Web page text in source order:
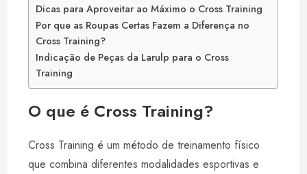
Dicas para Aproveitar ao Máximo o Cross Training
Por que as Roupas Certas Fazem a Diferença no
Cross Training?
Indicação de Peças da Larulp para o Cross
Training
O que é Cross Training?
Cross Training é um método de treinamento físico
que combina diferentes modalidades esportivas e